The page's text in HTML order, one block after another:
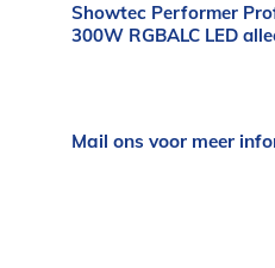
Showtec Performer
300W RGBALC LED
Mail ons voor meer